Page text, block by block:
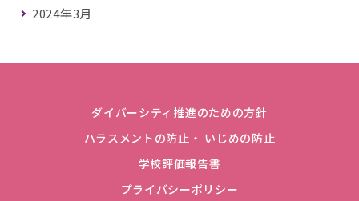
2024年3月
ダイバーシティ推進のための方針
ハラスメントの防止・ いじめの防止
学校評価報告書
プライバシーポリシー